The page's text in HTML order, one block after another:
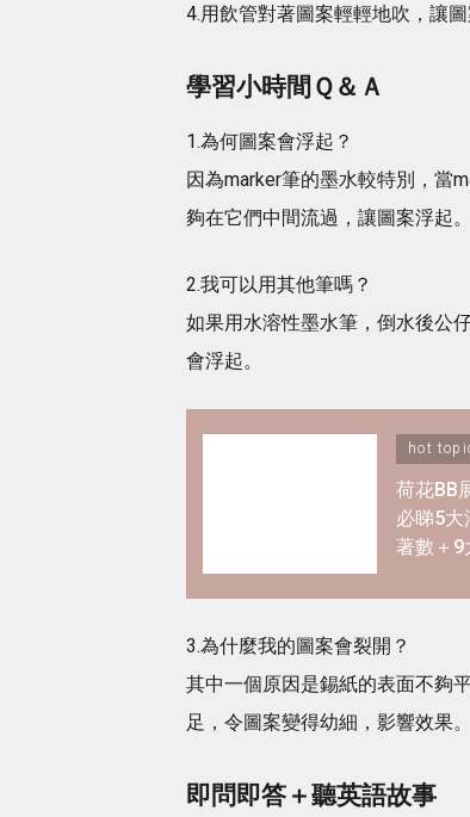
4.用飲管對著圖案輕輕地吹，讓圖
學習小時間Ｑ＆Ａ
1.為何圖案會浮起？
因為marker筆的墨水較特別，當
夠在它們中間流過，讓圖案浮起。
2.我可以用其他筆嗎？
如果用水溶性墨水筆，倒水後公
會浮起。
hot
荷花BB
必睇5大
著數＋9
3.為什麼我的圖案會裂開？
其中一個原因是錫紙的表面不夠
足，令圖案變得幼細，影響效果。
即問即答＋聽英語故事